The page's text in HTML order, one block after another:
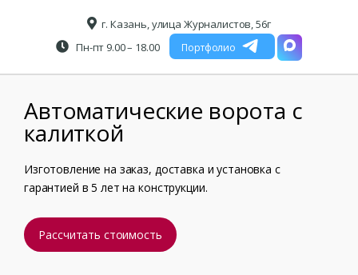
г. Казань, улица Журналистов, 56г
Пн-пт 9.00 – 18.00
Портфолио
Автоматические ворота с
калиткой
Изготовление на заказ, доставка и установка с
гарантией в 5 лет на конструкции.
Рассчитать стоимость